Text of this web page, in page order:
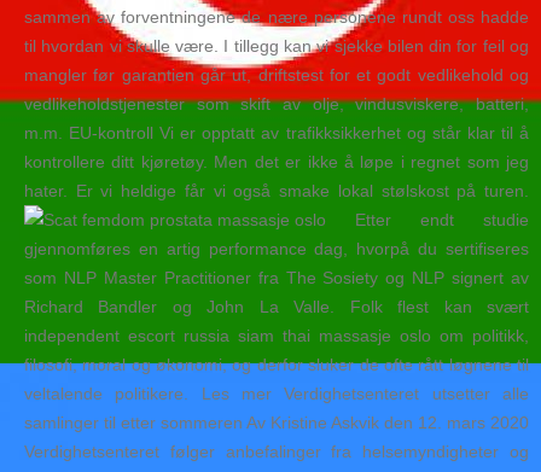
sammen av forventningene de nære personene rundt oss hadde
til hvordan vi skulle være. I tillegg kan vi sjekke bilen din for feil og
mangler før garantien går ut, driftstest for et godt vedlikehold og
vedlikeholdstjenester som skift av olje, vindusviskere, batteri,
m.m. EU-kontroll Vi er opptatt av trafikksikkerhet og står klar til å
kontrollere ditt kjøretøy. Men det er ikke å løpe i regnet som jeg
hater. Er vi heldige får vi også smake lokal stølskost på turen.
Etter endt studie
gjennomføres en artig performance dag, hvorpå du sertifiseres
som NLP Master Practitioner fra The Sosiety og NLP signert av
Richard Bandler og John La Valle. Folk flest kan svært
independent escort russia siam thai massasje oslo om politikk,
filosofi, moral og økonomi, og derfor sluker de ofte rått løgnene til
veltalende politikere. Les mer Verdighetsenteret utsetter alle
samlinger til etter sommeren Av Kristine Askvik den 12. mars 2020
Verdighetsenteret følger anbefalinger fra helsemyndigheter og